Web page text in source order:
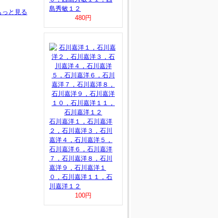
っと見る
島秀敏１２
480円
石川嘉洋１，石川嘉洋
２，石川嘉洋３，石川
嘉洋４，石川嘉洋５，
石川嘉洋６，石川嘉洋
７，石川嘉洋８，石川
嘉洋９，石川嘉洋１
０，石川嘉洋１１，石
川嘉洋１２
100円